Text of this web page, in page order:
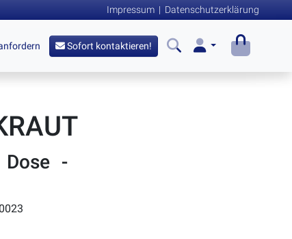
Impressum | Datenschutzerklärung
Sofort kontaktieren!
-